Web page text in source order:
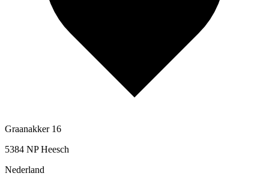
Graanakker 16
5384 NP Heesch
Nederland